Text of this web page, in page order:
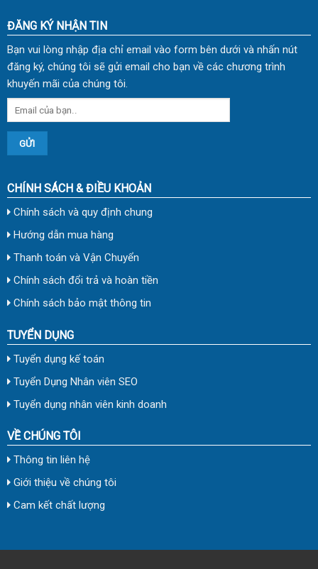
ĐĂNG KÝ NHẬN TIN
Bạn vui lòng nhập địa chỉ email vào form bên dưới và nhấn nút
đăng ký, chúng tôi sẽ gửi email cho bạn về các chương trình
khuyến mãi của chúng tôi.
CHÍNH SÁCH & ĐIỀU KHOẢN
Chính sách và quy định chung
Hướng dẫn mua hàng
Thanh toán và Vận Chuyển
Chính sách đổi trả và hoàn tiền
Chính sách bảo mật thông tin
TUYỂN DỤNG
Tuyển dụng kế toán
Tuyển Dụng Nhân viên SEO
Tuyển dụng nhân viên kinh doanh
VỀ CHÚNG TÔI
Thông tin liên hệ
Giới thiệu về chúng tôi
Cam kết chất lượng